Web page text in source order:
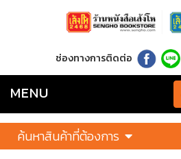
ช่องทางการติดต่อ
MENU
ค้นหาสินค้าที่ต้องการ